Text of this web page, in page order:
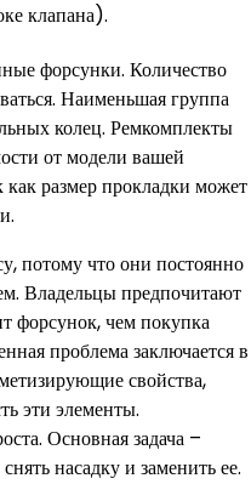
клапана).
форсунки. Количество
Наименьшая группа
колец. Ремкомплекты
от модели вашей
размер прокладки может
потому что они постоянно
Владельцы предпочитают
форсунок, чем покупка
проблема заключается в
свойства,
эти элементы.
Основная задача –
насадку и заменить ее.